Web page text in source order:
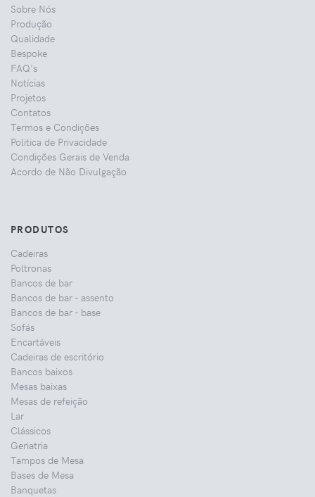
Sobre Nós
Produção
Qualidade
Bespoke
FAQ's
Notícias
Projetos
Contatos
Termos e Condições
Politica de Privacidade
Condições Gerais de Venda
Acordo de Não Divulgação
PRODUTOS
Cadeiras
Poltronas
Bancos de bar
Bancos de bar - assento
Bancos de bar - base
Sofás
Encartáveis
Cadeiras de escritório
Bancos baixos
Mesas baixas
Mesas de refeição
Lar
Clássicos
Geriatria
Tampos de Mesa
Bases de Mesa
Banquetas